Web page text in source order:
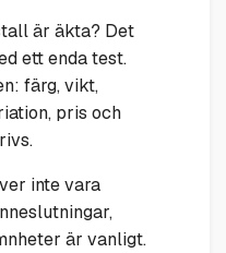
är äkta? Det
ett enda test.
färg, vikt,
pris och
inte vara
är vanligt.